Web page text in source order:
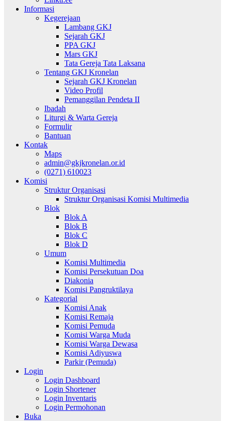
Informasi
Kegerejaan
Lambang GKJ
Sejarah GKJ
PPA GKJ
Mars GKJ
Tata Gereja Tata Laksana
Tentang GKJ Kronelan
Sejarah GKJ Kronelan
Video Profil
Pemanggilan Pendeta II
Ibadah
Liturgi & Warta Gereja
Formulir
Bantuan
Kontak
Maps
admin@gkjkronelan.or.id
(0271) 610023
Komisi
Struktur Organisasi
Struktur Organisasi Komisi Multimedia
Blok
Blok A
Blok B
Blok C
Blok D
Umum
Komisi Multimedia
Komisi Persekutuan Doa
Diakonia
Komisi Pangruktilaya
Kategorial
Komisi Anak
Komisi Remaja
Komisi Pemuda
Komisi Warga Muda
Komisi Warga Dewasa
Komisi Adiyuswa
Parkir (Pemuda)
Login
Login Dashboard
Login Shortener
Login Inventaris
Login Permohonan
Buka